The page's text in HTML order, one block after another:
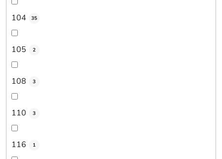
104 35
105 2
108 3
110 3
116 1